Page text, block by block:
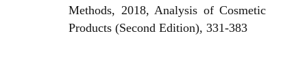
Methods, 2018, Analysis of Cosmetic
Products (Second Edition), 331-383